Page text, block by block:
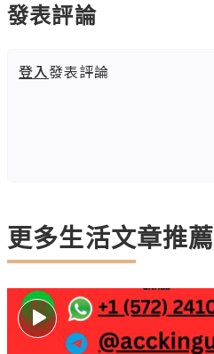
發表評論
登入發表評論
更多生活文章推薦